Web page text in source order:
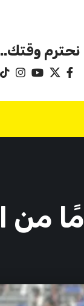
نحترم وقتك..